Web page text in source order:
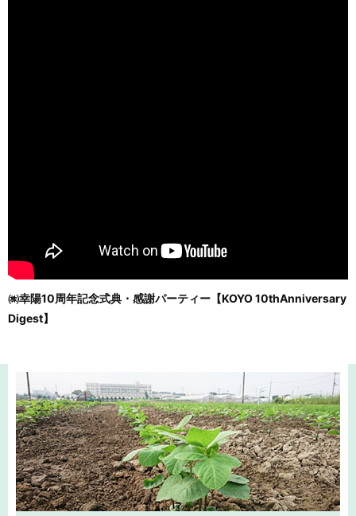
㈱幸陽10周年記念式典・感謝パーティー【KOYO 10thAnniversary
Digest】